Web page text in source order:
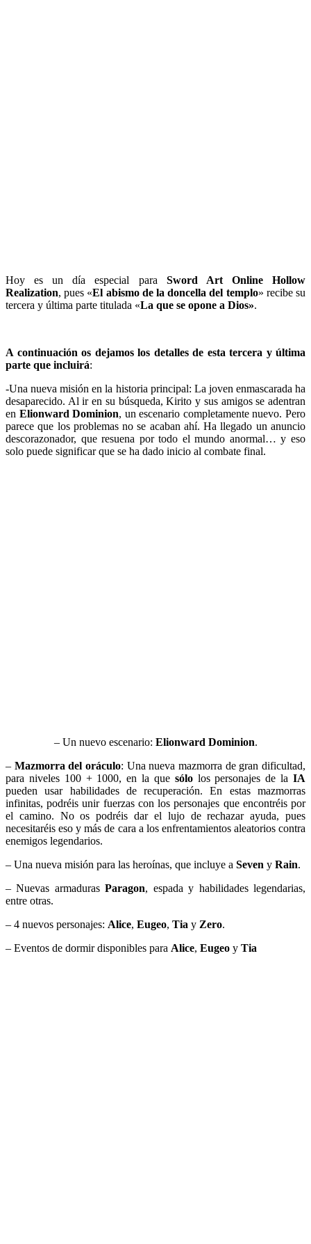
Hoy es un día especial para Sword Art Online Hollow
Realization, pues «El abismo de la doncella del templo» recibe su
tercera y última parte titulada «La que se opone a Dios».
A continuación os dejamos los detalles de esta tercera y última
parte que incluirá:
-Una nueva misión en la historia principal: La joven enmascarada ha
desaparecido. Al ir en su búsqueda, Kirito y sus amigos se adentran
en Elionward Dominion, un escenario completamente nuevo. Pero
parece que los problemas no se acaban ahí. Ha llegado un anuncio
descorazonador, que resuena por todo el mundo anormal… y eso
solo puede significar que se ha dado inicio al combate final.
– Un nuevo escenario: Elionward Dominion.
– Mazmorra del oráculo: Una nueva mazmorra de gran dificultad,
para niveles 100 + 1000, en la que sólolos personajes de la IA
pueden usar habilidades de recuperación. En estas mazmorras
infinitas, podréis unir fuerzas con los personajes que encontréis por
el camino. No os podréis dar el lujo de rechazar ayuda, pues
necesitaréis eso y más de cara a los enfrentamientos aleatorios contra
enemigos legendarios.
– Una nueva misión para las heroínas, que incluye a Seven y Rain.
– Nuevas armadurasParagon, espada y habilidades legendarias,
entre otras.
– 4 nuevos personajes: Alice, Eugeo, Tia y Zero.
– Eventos de dormir disponibles para Alice, Eugeo y Tia